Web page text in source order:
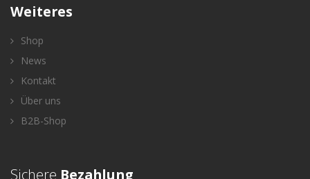
Weiteres
Shop
News
Kontakt
Über uns
B2B-Shop
Sichere Bezahlung